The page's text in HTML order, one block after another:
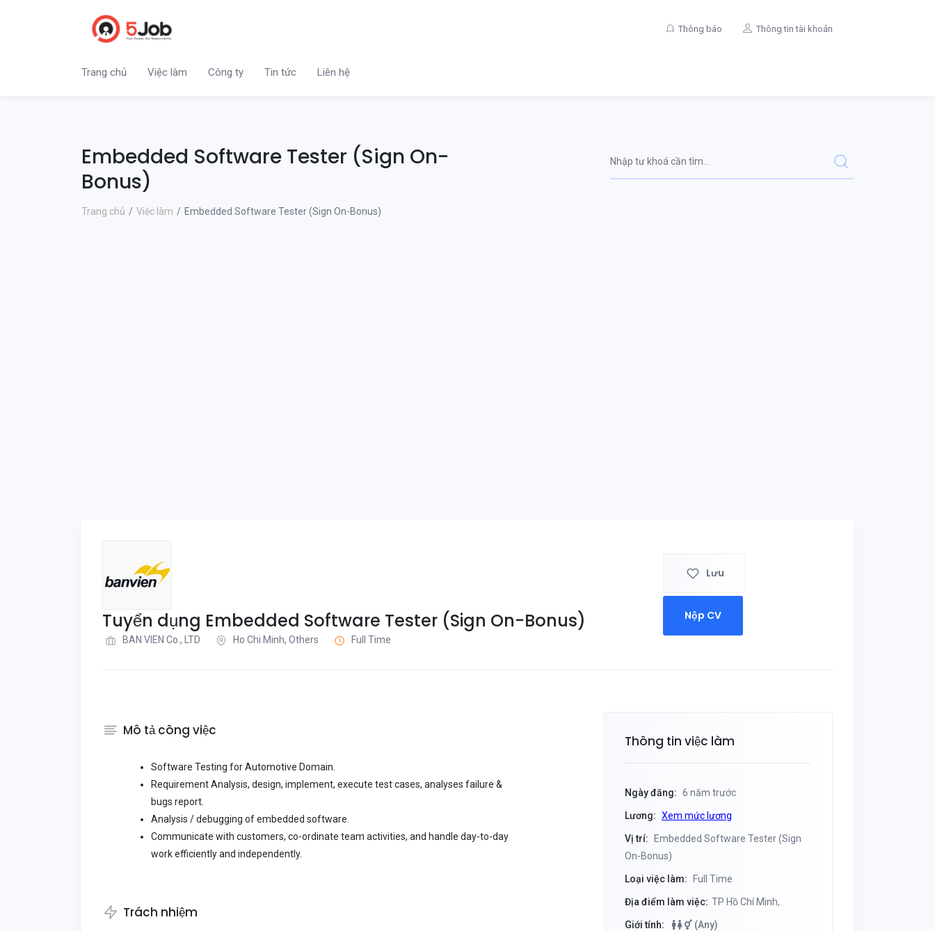
Thông báo Thông tin tài khoản
Trang chủ Việc làm Công ty Tin tức Liên hệ
Embedded Software Tester (Sign On-
Bonus)
Trang chủ Việc làm Embedded Software Tester (Sign On-Bonus)
Tuyển dụng Embedded Software Tester (Sign On-Bonus)
BAN VIEN Co., LTD Ho Chi Minh, Others Full Time
Lưu
Nộp CV
Mô tả công việc
Software Testing for Automotive Domain.
Requirement Analysis, design, implement, execute test cases, analyses failure &
bugs report.
Analysis / debugging of embedded software.
Communicate with customers, co-ordinate team activities, and handle day-to-day
work efficiently and independently.
Trách nhiệm
Thông tin việc làm
Ngày đăng: 6 năm trước
Lương: Xem mức lương
Vị trí:
Embedded Software Tester (Sign
On-Bonus)
Loại việc làm: Full Time
Địa điểm làm việc: TP Hồ Chí Minh,
Giới tính: (Any)